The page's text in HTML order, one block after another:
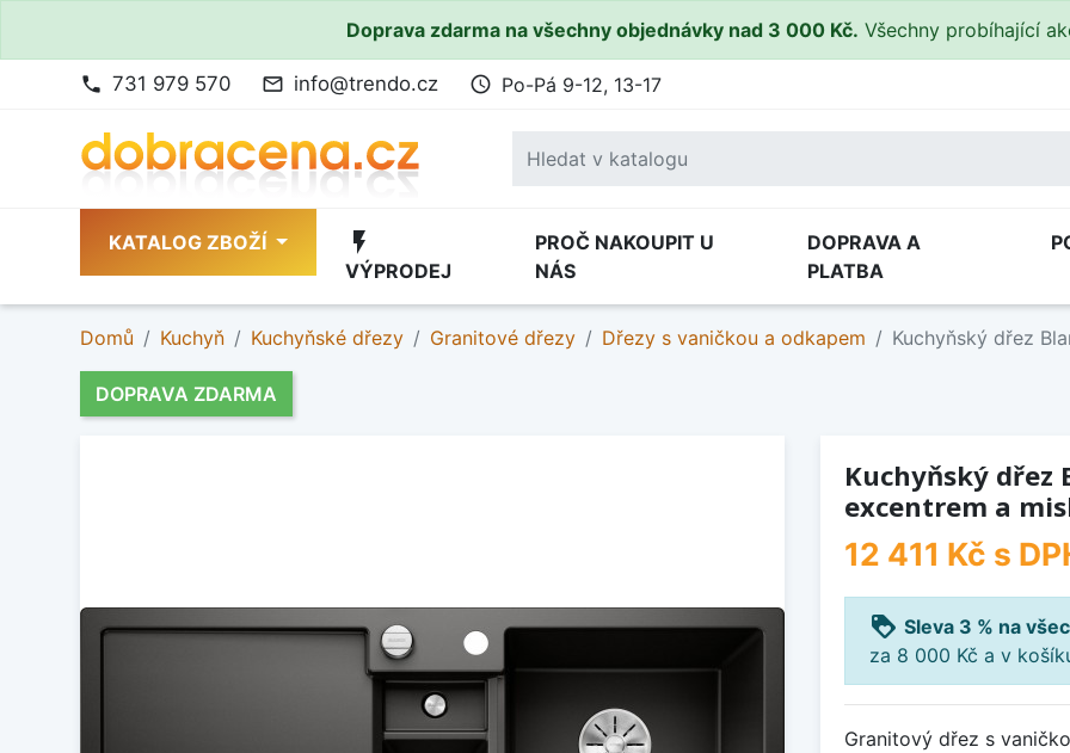
Doprava zdarma na všechny objednávky nad 3 000 Kč. Všechny probíhající
phone 731 979 570 mail_outline info@trendo.cz access_time Po-Pá 9-12, 13-17
KATALOG ZBOŽÍ flash_on
VÝPRODEJ
PROČ NAKOUPIT U
NÁS
DOPRAVA A
PLATBA
Domů Kuchyň Kuchyňské dřezy Granitové dřezy Dřezy s vaničkou a odkapem Kuchyňský dřez
DOPRAVA ZDARMA
Kuchyňský dřez
excentrem a
12 411 Kč s
loyalty Sleva 3 % na
za 8 000 Kč a v
Granitový dřez s